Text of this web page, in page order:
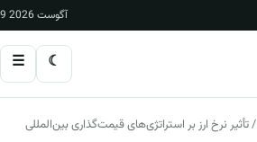
9 آگوست 2026
☾
☰
/ تأثیر نرخ ارز بر استراتژی‌های قیمت‌گذاری بین‌المللی